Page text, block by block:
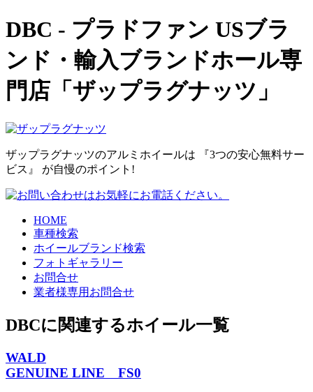
DBC - プラドファン USブラ
ンド・輸入ブランドホール専
門店「ザップラグナッツ」
ザップラグナッツのアルミホイールは 『3つの安心無料サー
ビス』 が自慢のポイント!
HOME
車種検索
ホイールブランド検索
フォトギャラリー
お問合せ
業者様専用お問合せ
DBCに関連するホイール一覧
WALD
GENUINE LINE FS0